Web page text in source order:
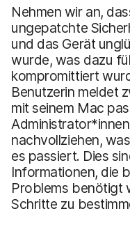
Nehmen wir an,
ungepatchte
und das Gerät
wurde, was dazu
kompromittiert
Benutzerin meldet
mit seinem Mac
nachvollziehen,
es passiert. Dies
Informationen, die
Problems benötigt
Schritte zu